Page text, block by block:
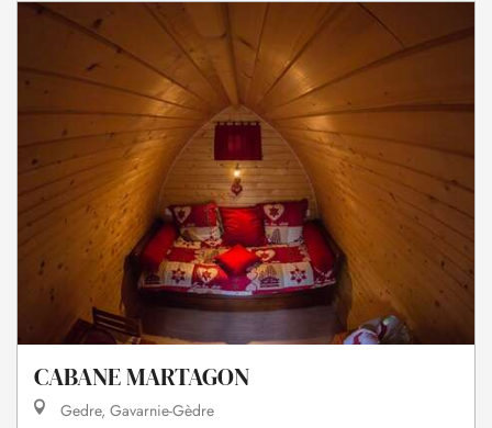
CABANE MARTAGON
Gedre, Gavarnie-Gèdre